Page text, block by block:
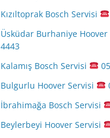
Kızıltoprak Bosch Servisi
Üsküdar Burhaniye Hoover
4443
Kalamış Bosch Servisi
Bulgurlu Hoover Servisi
İbrahimağa Bosch Servisi
Beylerbeyi Hoover Servisi